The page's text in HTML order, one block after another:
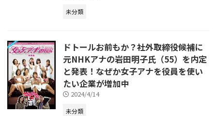
未分類
ドトールお前もか？社外取締役候補に
元NHKアナの岩田明子氏（55）を内定
と発表！なぜか女子アナを役員を使い
たい企業が増加中
2024/4/14
未分類